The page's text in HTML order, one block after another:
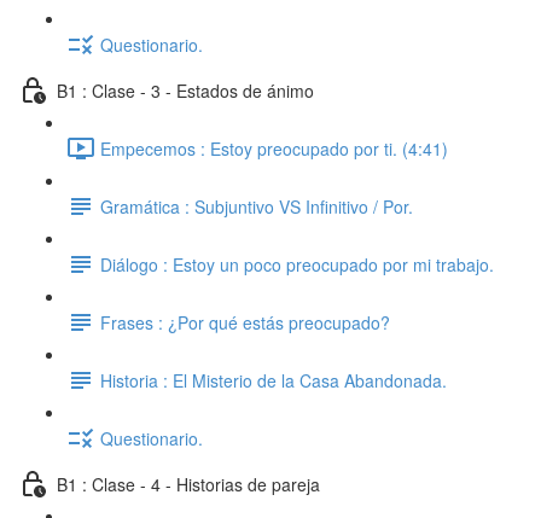
Questionario.
B1 : Clase - 3 - Estados de ánimo
Empecemos : Estoy preocupado por ti. (4:41)
Gramática : Subjuntivo VS Infinitivo / Por.
Diálogo : Estoy un poco preocupado por mi trabajo.
Frases : ¿Por qué estás preocupado?
Historia : El Misterio de la Casa Abandonada.
Questionario.
B1 : Clase - 4 - Historias de pareja